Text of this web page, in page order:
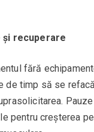
și recuperare
fără
de timp să se
pentru creșterea